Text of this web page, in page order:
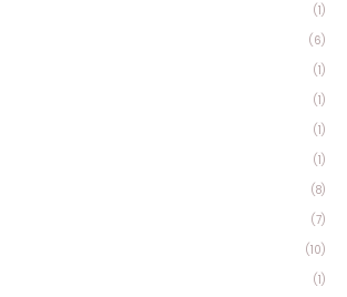
(1)
(6)
(1)
(1)
(1)
(1)
(8)
(7)
(10)
(1)